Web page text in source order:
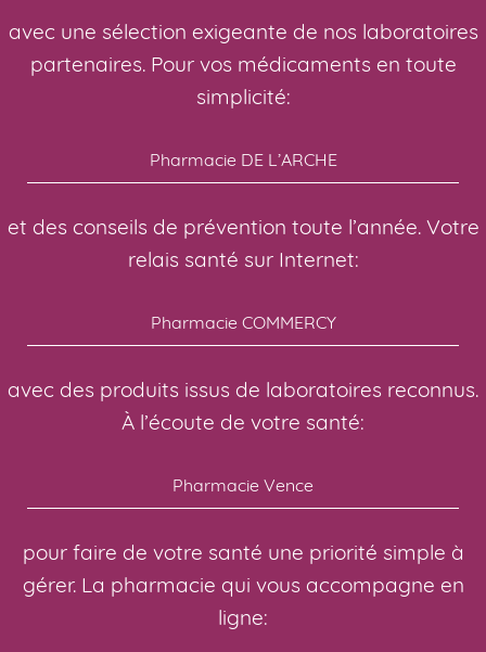
avec une sélection exigeante de nos laboratoires
partenaires. Pour vos médicaments en toute
simplicité:
Pharmacie DE L’ARCHE
et des conseils de prévention toute l’année. Votre
relais santé sur Internet:
Pharmacie COMMERCY
avec des produits issus de laboratoires reconnus.
À l’écoute de votre santé:
Pharmacie Vence
pour faire de votre santé une priorité simple à
gérer. La pharmacie qui vous accompagne en
ligne: